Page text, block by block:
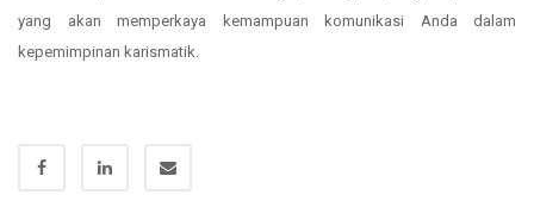
yang akan memperkaya kemampuan komunikasi Anda dalam
kepemimpinan karismatik.